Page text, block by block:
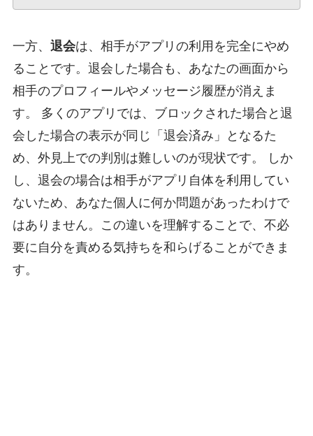
一方、 退会は、相手がアプリの利用を完全にやめ
ることです。退会した場合も、あなたの画面から
相手のプロフィールやメッセージ履歴が消えま
す。 多くのアプリでは、ブロックされた場合と退
会した場合の表示が同じ「退会済み」となるた
め、外見上での判別は難しいのが現状です。 しか
し、退会の場合は相手がアプリ自体を利用してい
ないため、あなた個人に何か問題があったわけで
はありません。この違いを理解することで、不必
要に自分を責める気持ちを和らげることができま
す。